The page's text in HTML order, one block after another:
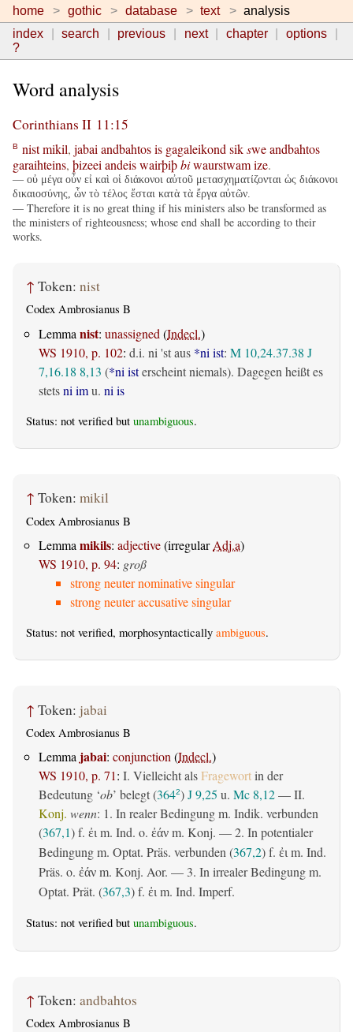
home gothic database text
analysis
index
search previous next chapter
options
?
Word analysis
Corinthians II 11:15
B nistmikil, jabai andbahtosis gagaleikond siksweandbahtos
garaihteins, þizeei andeiswairþiþbiwaurstwamize.
— οὐ μέγα οὖν εἰ καὶ οἱ διάκονοι αὐτοῦ μετασχηματίζονται ὡς διάκονοι
δικαιοσύνης, ὧν τὸ τέλος ἔσται κατὰ τὰ ἔργα αὐτῶν.
— Therefore it is no great thing if his ministers also be transformed as
the ministers of righteousness; whose end shall be according to their
works.
↑ Token: nist
Codex Ambrosianus B
Lemma nist: unassigned (Indecl.)
WS 1910, p. 102: d.i. ni 'st aus *ni ist: M 10,24.37.38 J
7,16.18 8,13 (*ni isterscheint niemals). Dagegen heißt es
stetsni imu. ni is
Status: not verified but unambiguous.
↑ Token: mikil
Codex Ambrosianus B
Lemma mikils: adjective(irregularAdj.a)
WS 1910, p. 94: groß
strong neuter nominative singular
strong neuter accusative singular
Status: not verified, morphosyntactically ambiguous.
↑ Token: jabai
Codex Ambrosianus B
Lemma jabai: conjunction(Indecl.)
WS 1910, p. 71: I. Vielleicht alsFragewortin der
Bedeutung ‘ob’ belegt (3642)J 9,25 u. Mc 8,12— II.
Konj. wenn: 1. In realer Bedingung m. Indik. verbunden
(367,1) f. ἐι m. Ind. o. ἐάν m. Konj. — 2. In potentialer
Bedingung m. Optat. Präs. verbunden (367,2) f. ἐι m. Ind.
Präs. o. ἐάν m. Konj. Aor. — 3. In irrealer Bedingung m.
Optat. Prät. (367,3) f. ἐι m. Ind. Imperf.
Status: not verified but unambiguous.
↑ Token: andbahtos
Codex Ambrosianus B